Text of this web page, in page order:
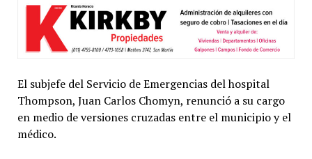
El subjefe del Servicio de Emergencias del hospital
Thompson, Juan Carlos Chomyn, renunció a su cargo
en medio de versiones cruzadas entre el municipio y el
médico.